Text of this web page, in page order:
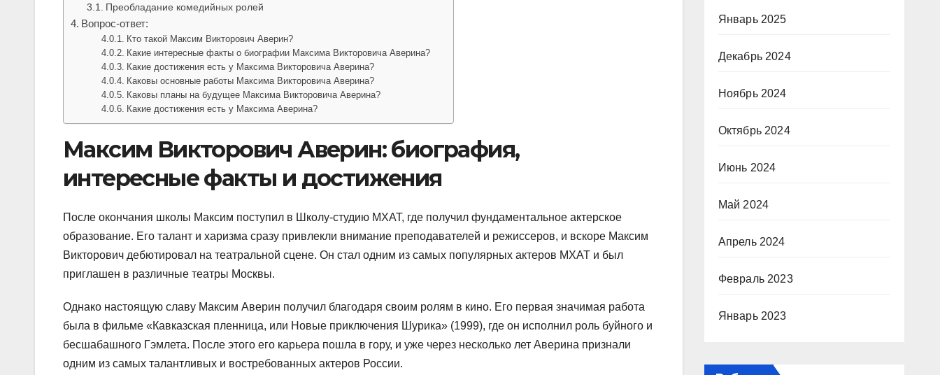
Преобладание комедийных ролей
Вопрос-ответ:
Кто такой Максим Викторович Аверин?
Какие интересные факты о биографии Максима Викторовича Аверина?
Какие достижения есть у Максима Викторовича Аверина?
Каковы основные работы Максима Викторовича Аверина?
Каковы планы на будущее Максима Викторовича Аверина?
Какие достижения есть у Максима Аверина?
Максим Викторович Аверин: биография,
интересные факты и достижения
После окончания школы Максим поступил в Школу-студию МХАТ, где получил фундаментальное актерское
образование. Его талант и харизма сразу привлекли внимание преподавателей и режиссеров, и вскоре Максим
Викторович дебютировал на театральной сцене. Он стал одним из самых популярных актеров МХАТ и был
приглашен в различные театры Москвы.
Однако настоящую славу Максим Аверин получил благодаря своим ролям в кино. Его первая значимая работа
была в фильме «Кавказская пленница, или Новые приключения Шурика» (1999), где он исполнил роль буйного и
бесшабашного Гэмлета. После этого его карьера пошла в гору, и уже через несколько лет Аверина признали
одним из самых талантливых и востребованных актеров России.
Январь 2025
Декабрь 2024
Ноябрь 2024
Октябрь 2024
Июнь 2024
Май 2024
Апрель 2024
Февраль 2023
Январь 2023